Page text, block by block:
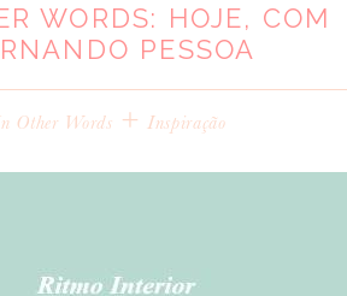
WORDS: HOJE, COM
PESSOA
Other Words + Inspiração